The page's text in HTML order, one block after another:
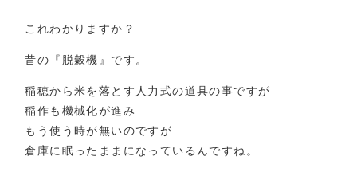
これわかりますか？
昔の『脱穀機』です。
稲穂から米を落とす人力式の道具の事ですが
稲作も機械化が進み
もう使う時が無いのですが
倉庫に眠ったままになっているんですね。